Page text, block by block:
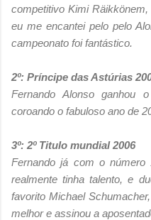
competitivo Kimi
eu me encantei pelo pelo
campeonato foi fantástico.
2º: Príncipe das Astúrias
Fernando Alonso ganhou
coroando o fabuloso ano de
3º: 2º Titulo mundial 2006
Fernando já com o
realmente tinha talento, e
favorito Michael
melhor e assinou a